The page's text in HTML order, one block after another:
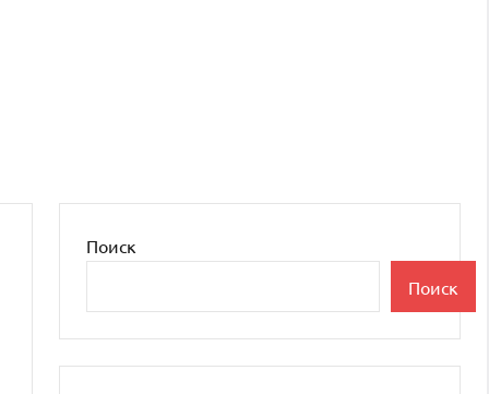
Поиск
Поиск